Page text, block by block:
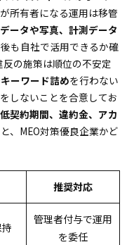
所有者になる運用は移管
ータや写真、計測データ
も自社で活用できるか確
の施策は順位の不安定
ーワード詰めを行わない
をしないことを合意してお
契約期間、違約金、アカ
、MEO対策優良企業かど
推奨対応
管理者付与で運用
を委任